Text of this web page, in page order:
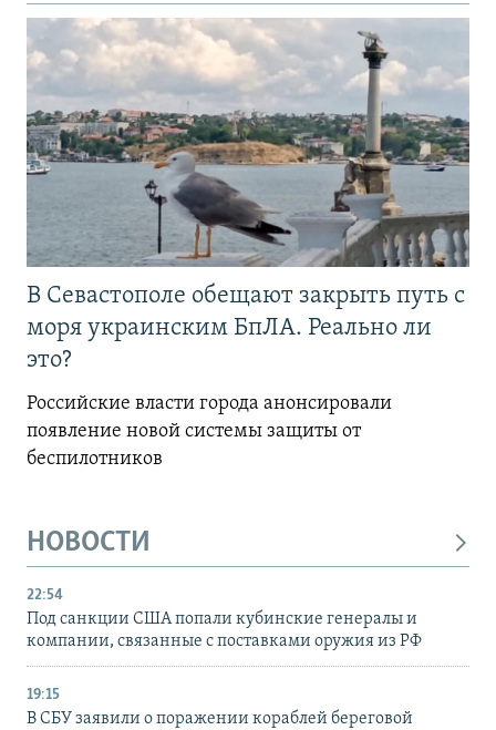
В Севастополе обещают закрыть путь с
моря украинским БпЛА. Реально ли
это?
Российские власти города анонсировали
появление новой системы защиты от
беспилотников
НОВОСТИ
22:54
Под санкции США попали кубинские генералы и
компании, связанные с поставками оружия из РФ
19:15
В СБУ заявили о поражении кораблей береговой